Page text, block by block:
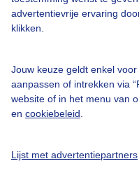
advertentievrije ervaring
klikken.
Jouw keuze geldt enkel
aanpassen of intrekken via
website of in het menu van
en cookiebeleid
Lijst met advertentiepartners
Gebruikersvoorwaarden
Adverteren
Privacy beleid
Cookie beleid
Gratis weerdata